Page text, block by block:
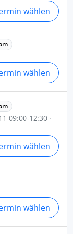
wählen
wählen
09:00-12:30 ·
wählen
wählen